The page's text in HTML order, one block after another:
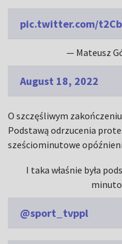
pic.twitter.com/
— Mateusz
August 18, 2022
O szczęśliwym
Podstawą odrzucenia
sześciominutowe
I taka właśnie była
@sport_tvppl